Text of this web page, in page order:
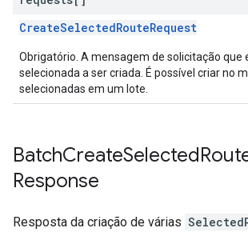
CreateSelectedRouteRequest
Obrigatório. A mensagem de solicitação que
selecionada a ser criada. É possível criar no
selecionadas em um lote.
BatchCreateSelected
Response
Resposta da criação de várias